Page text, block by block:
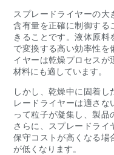
スプレードライヤーの大
含有量を正確に制御する
きることです。液体原
で変換する高い効率性を
イヤーは乾燥プロセスが
材料にも適しています。
しかし、乾燥中に固着
レードライヤーは適さな
って粒子が凝集し、製品
さらに、スプレードライ
保守コストが高くなる場
が低くなります。